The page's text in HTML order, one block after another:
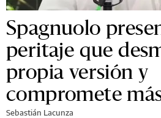
Spagnuolo
peritaje que
propia versión y
compromete
Sebastián Lacunza